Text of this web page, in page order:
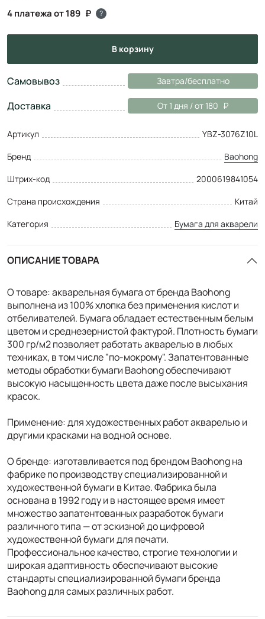
4 платежа от 189 ?
в корзину
Самовывоз Завтра/бесплатно
Доставка От 1 дня / от 180
Артикул
YBZ-3076Z10L
Бренд
Baohong
Штрих-код
2000619841054
Страна происхождения
Китай
Категория
Бумага для акварели
ОПИСАНИЕ ТОВАРА
О товаре: акварельная бумага от бренда Baohong
выполнена из 100% хлопка без применения кислот и
отбеливателей. Бумага обладает естественным белым
цветом и среднезернистой фактурой. Плотность бумаги
300 гр/м2 позволяет работать акварелью в любых
техниках, в том числе "по-мокрому". Запатентованные
методы обработки бумаги Baohong обеспечивают
высокую насыщенность цвета даже после высыхания
красок.
Применение: для художественных работ акварелью и
другими красками на водной основе.
О бренде: изготавливается под брендом Baohong на
фабрике по производству специализированной и
художественной бумаги в Китае. Фабрика была
основана в 1992 году и в настоящее время имеет
множество запатентованных разработок бумаги
различного типа — от эскизной до цифровой
художественной бумаги для печати.
Профессиональное качество, строгие технологии и
широкая адаптивность обеспечивают высокие
стандарты специализированной бумаги бренда
Baohong для самых различных работ.